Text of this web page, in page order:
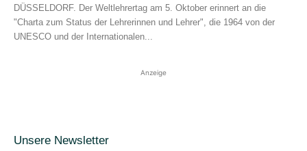
DÜSSELDORF. Der Weltlehrertag am 5. Oktober erinnert an die
"Charta zum Status der Lehrerinnen und Lehrer", die 1964 von der
UNESCO und der Internationalen...
Anzeige
Unsere Newsletter